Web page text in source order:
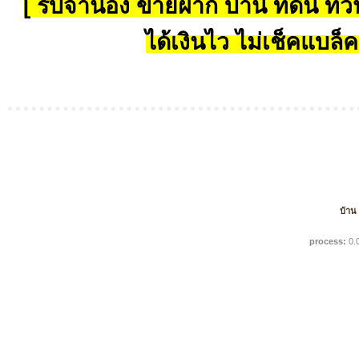
[ รับจำนอง ขายฝาก บ้าน ที่ดิน ทั่ว
ได้เงินไว ไม่เช็คแบล็
บ้าน
process: